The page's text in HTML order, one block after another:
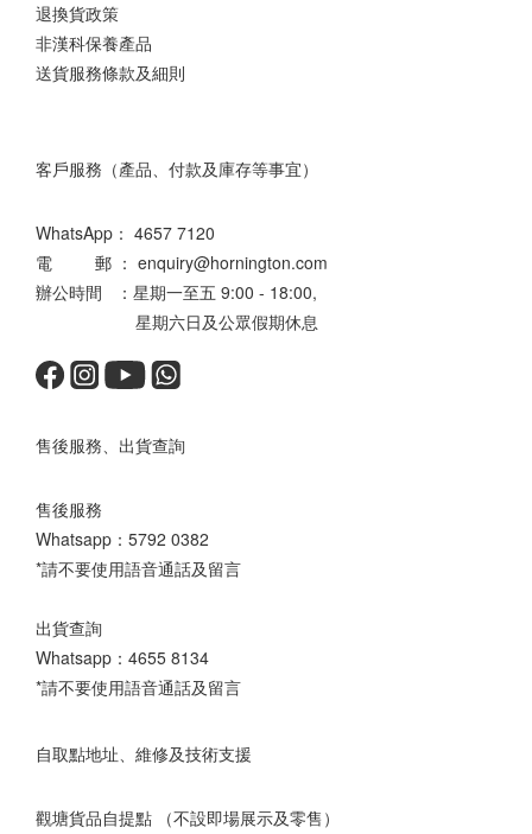
退換貨政策
非漢科保養產品
送貨服務條款及細則
客戶服務（產品、付款及庫存等事宜）
WhatsApp： 4657 7120
電 郵 ： enquiry@hornington.com
辦公時間 ：星期一至五 9:00 - 18:00,
星期六日及公眾假期休息
售後服務、出貨查詢
售後服務
Whatsapp： 5792 0382
*請不要使用語音通話及留言
出貨查詢
Whatsapp： 4655 8134
*請不要使用語音通話及留言
自取點地址、維修及技術支援
觀塘貨品自提點 （不設即場展示及零售）